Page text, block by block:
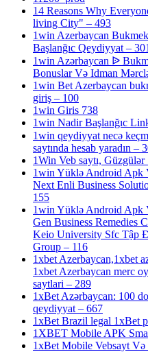
14 Reasons Why
living City" – 493
1win Azerbaycan
Başlanğıc Qeydiyyat – 301
1win Azərbaycan ᐉ
Bonuslar Və Idman
1win Bet Azerbaycan
giriş – 100
1win Giris 738
1win Nadir Başlanğıc
1win qeydiyyat necə
saytında hesab yaradın –
1Win Veb saytı,
1win Yüklə Android Apk
Next Enli Business
155
1win Yüklə Android Apk
Gen Business Remedies
Keio University Sfc Tập
Group – 116
1xbet Azerbaycan,1xbet
1xbet Azerbaycan merc
saytlari – 289
1xBet Azərbaycan: 100
qeydiyyat – 667
1xBet Brazil legal 1xBet
1XBET Mobile APK
1xBet Mobile Vebsayt